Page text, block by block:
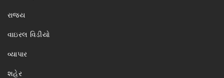
રાજ્ય
વાઇરલ વિડીયો
વ્યાપાર
શહેર